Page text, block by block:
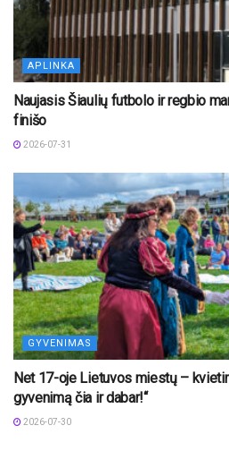
APLINKA
Naujasis Šiaulių futbolo ir regbio
finišo
2026-07-31
GYVENIMAS
Net 17-oje Lietuvos miestų –
gyvenimą čia ir dabar!“
2026-07-30